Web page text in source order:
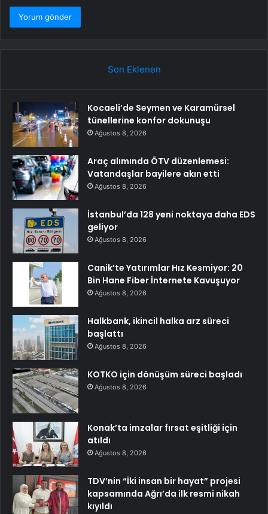
Son Eklenen
Kocaeli’de Seymen ve Karamürsel
tünellerine konfor dokunuşu
Ağustos 8, 2026
Araç alımında ÖTV düzenlemesi:
Vatandaşlar bayilere akın etti
Ağustos 8, 2026
İstanbul’da 128 yeni noktaya daha EDS
geliyor
Ağustos 8, 2026
Canik’te Yatırımlar Hız Kesmiyor: 20
Bin Hane Fiber İnternete Kavuşuyor
Ağustos 8, 2026
Halkbank, ikincil halka arz süreci
başlattı
Ağustos 8, 2026
KOTKO için dönüşüm süreci başladı
Ağustos 8, 2026
Konak’ta imzalar fırsat eşitliği için
atıldı
Ağustos 8, 2026
TDV’nin “İki insan bir hayat” projesi
kapsamında Ağrı’da ilk resmi nikah
kıyıldı